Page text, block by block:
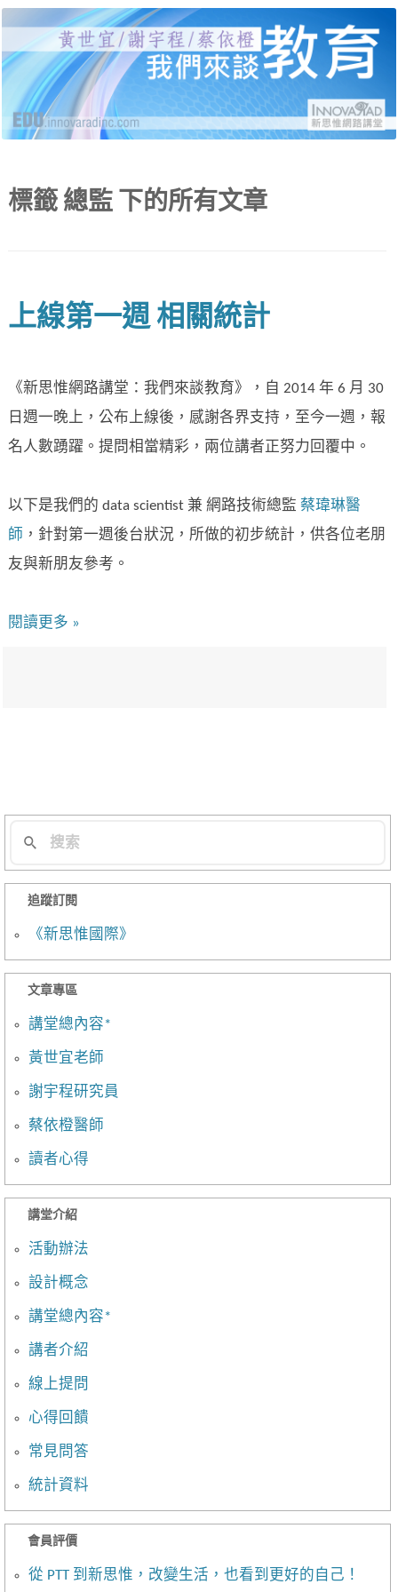
新思惟網路講堂：我們來
談教育
黃世宜老師、謝宇程研究員、蔡依橙醫師，分別
就受教育、自我教育、給教育三個面向，說明當
代的困境與解答，並有線上提問與回覆。
標籤 總監 下的所有文章
上線第一週 相關統計
《新思惟網路講堂：我們來談教育》，自 2014 年 6 月 30
日週一晚上，公布上線後，感謝各界支持，至今一週，報
名人數踴躍。提問相當精彩，兩位講者正努力回覆中。
以下是我們的 data scientist 兼 網路技術總監 蔡瑋琳醫
師 ，針對第一週後台狀況，所做的初步統計，供各位老朋
友與新朋友參考。
閱讀更多 »
追蹤訂閱
《新思惟國際》
文章專區
講堂總內容*
黃世宜老師
謝宇程研究員
蔡依橙醫師
讀者心得
講堂介紹
活動辦法
設計概念
講堂總內容*
講者介紹
線上提問
心得回饋
常見問答
統計資料
會員評價
從 PTT 到新思惟，改變生活，也看到更好的自己！